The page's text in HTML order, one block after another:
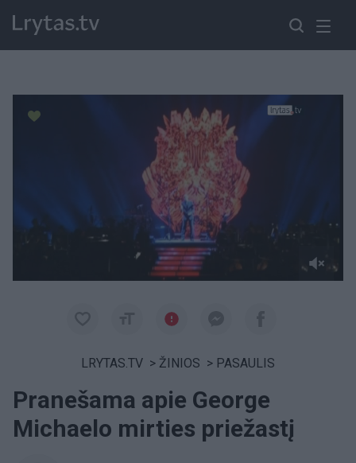
LRYTAS.TV > ŽINIOS > PASAULIS
Pranešama apie George
Michaelo mirties priežastį